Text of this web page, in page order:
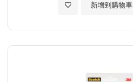
新增到購物車
加入至願望清單